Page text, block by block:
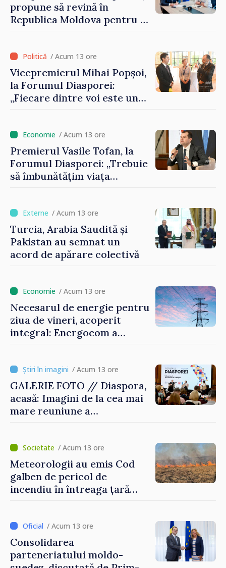
propune să revină în
Republica Moldova pentru a
/ Acum 13 ore
Vicepremierul Mihai Popșoi,
la Forumul Diasporei:
„Fiecare dintre voi este un
imaginii Republicii Moldova”
/ Acum 13 ore
Premierul Vasile Tofan, la
Forumul Diasporei: „Trebuie
să îmbunătățim viața
/ Acum 13 ore
Turcia, Arabia Saudită și
Pakistan au semnat un
acord de apărare colectivă
/ Acum 13 ore
Necesarul de energie pentru
ziua de vineri, acoperit
integral: Energocom a
/ Acum 13 ore
GALERIE FOTO // Diaspora,
acasă: Imagini de la cea mai
mare reuniune a
/ Acum 13 ore
Meteorologii au emis Cod
galben de pericol de
incendiu în întreaga țară
/ Acum 13 ore
Consolidarea
parteneriatului moldo-